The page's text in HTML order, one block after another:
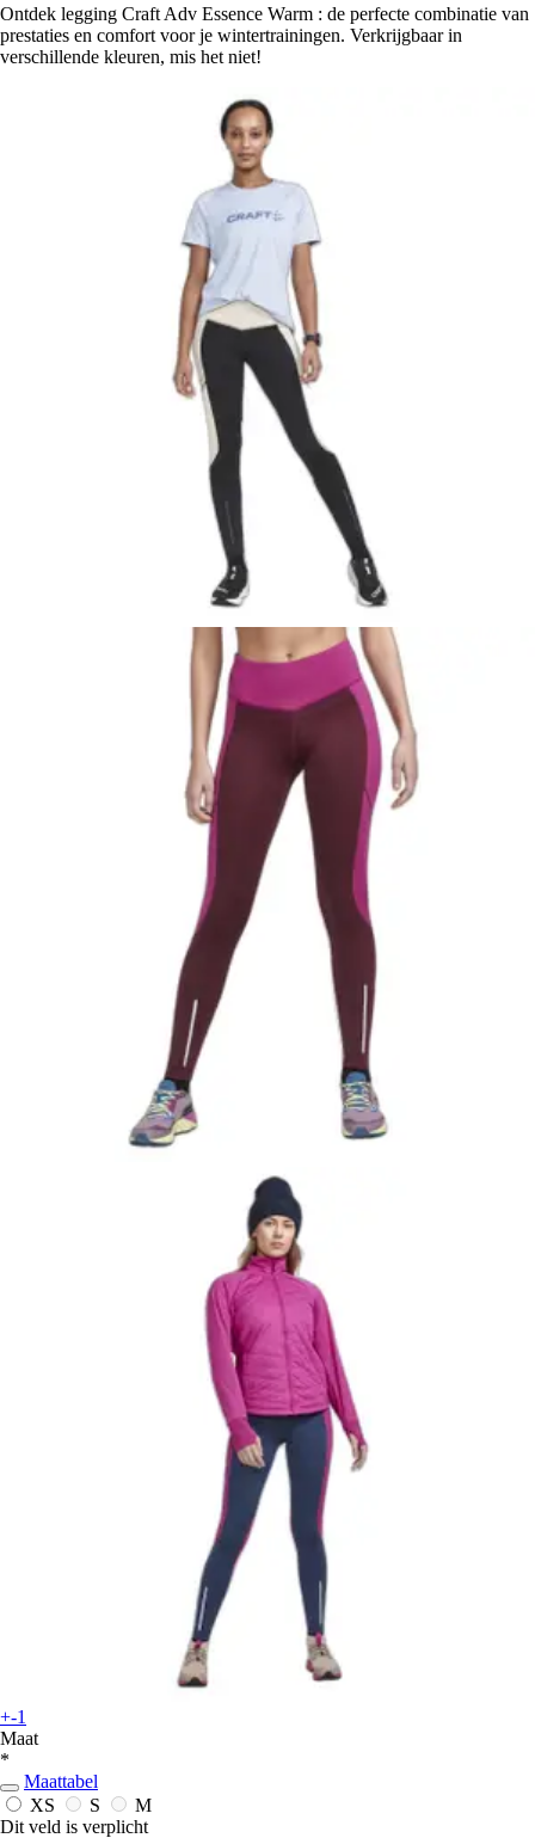
Ontdek legging Craft Adv Essence Warm : de perfecte combinatie van
prestaties en comfort voor je wintertrainingen. Verkrijgbaar in
verschillende kleuren, mis het niet!
+-1
Maat
*
Maattabel
XS
S
M
Dit veld is verplicht